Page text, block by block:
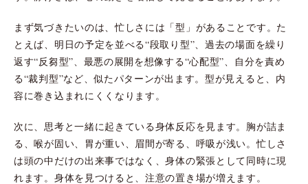
まず気づきたいのは、忙しさには「型」があることです。た
とえば、明日の予定を並べる“段取り型”、過去の場面を繰り
返す“反芻型”、最悪の展開を想像する“心配型”、自分を責め
る“裁判型”など、似たパターンが出ます。型が見えると、内
容に巻き込まれにくくなります。
次に、思考と一緒に起きている身体反応を見ます。胸が詰ま
る、喉が固い、胃が重い、眉間が寄る、呼吸が浅い。忙しさ
は頭の中だけの出来事ではなく、身体の緊張として同時に現
れます。身体を見つけると、注意の置き場が増えます。